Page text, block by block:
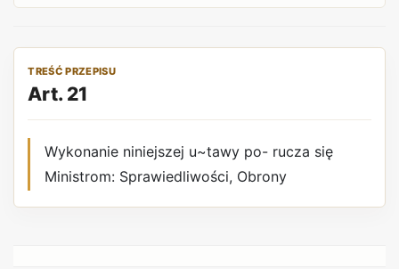
TREŚĆ PRZEPISU
Art. 21
Wykonanie niniejszej u~tawy po- rucza się
Ministrom: Sprawiedliwości, Obrony